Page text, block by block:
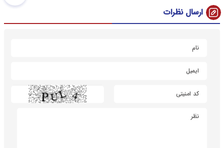
ارسال نظرات